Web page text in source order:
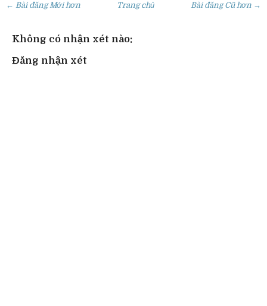
← Bài đăng Mới hơn Bài đăng Cũ hơn →
Trang chủ
Không có nhận xét nào:
Đăng nhận xét